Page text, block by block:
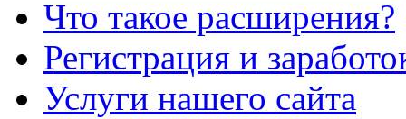
Что такое расширения?
Регистрация и
Услуги нашего сайта